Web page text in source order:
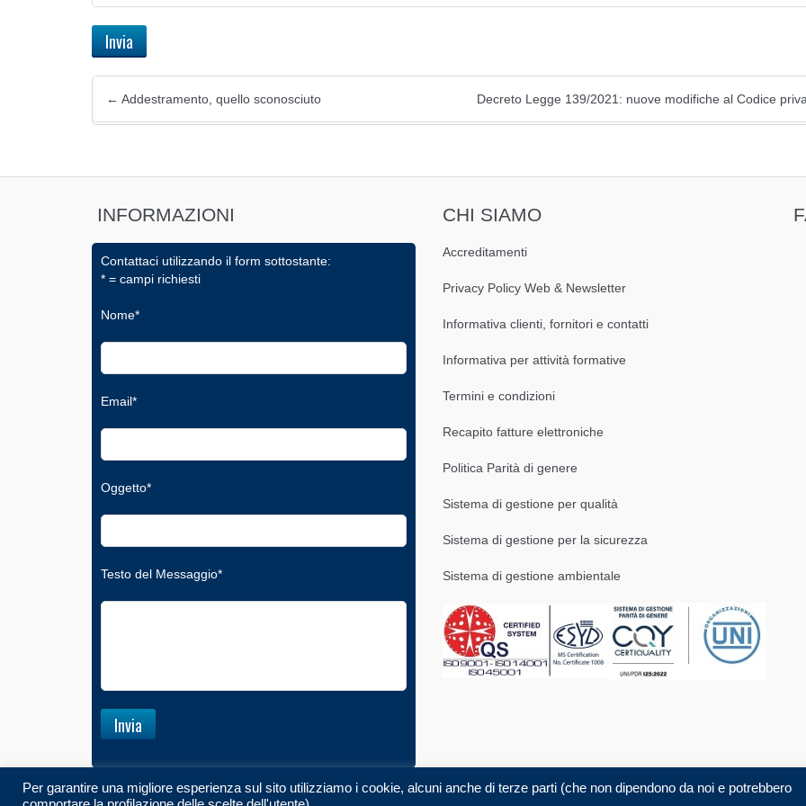
← Addestramento, quello sconosciuto Decreto Legge 139/2021: nuove modifiche al Codice
INFORMAZIONI
Contattaci utilizzando il form sottostante:
* = campi richiesti
Nome*
Email*
Oggetto*
Testo del Messaggio*
CHI SIAMO
Accreditamenti
Privacy Policy Web & Newsletter
Informativa clienti, fornitori e contatti
Informativa per attività formative
Termini e condizioni
Recapito fatture elettroniche
Politica Parità di genere
Sistema di gestione per qualità
Sistema di gestione per la sicurezza
Sistema di gestione ambientale
Per garantire una migliore esperienza sul sito utilizziamo i cookie, alcuni anche di terze parti (che non dipendono da noi e potrebbero